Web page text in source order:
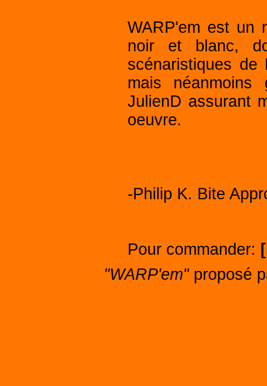
WARP'em est un
noir et blanc,
scénaristiques de
mais néanmoins
JulienD assurant
oeuvre.
-Philip K. Bite
Pour commander:
"WARP'em"proposé